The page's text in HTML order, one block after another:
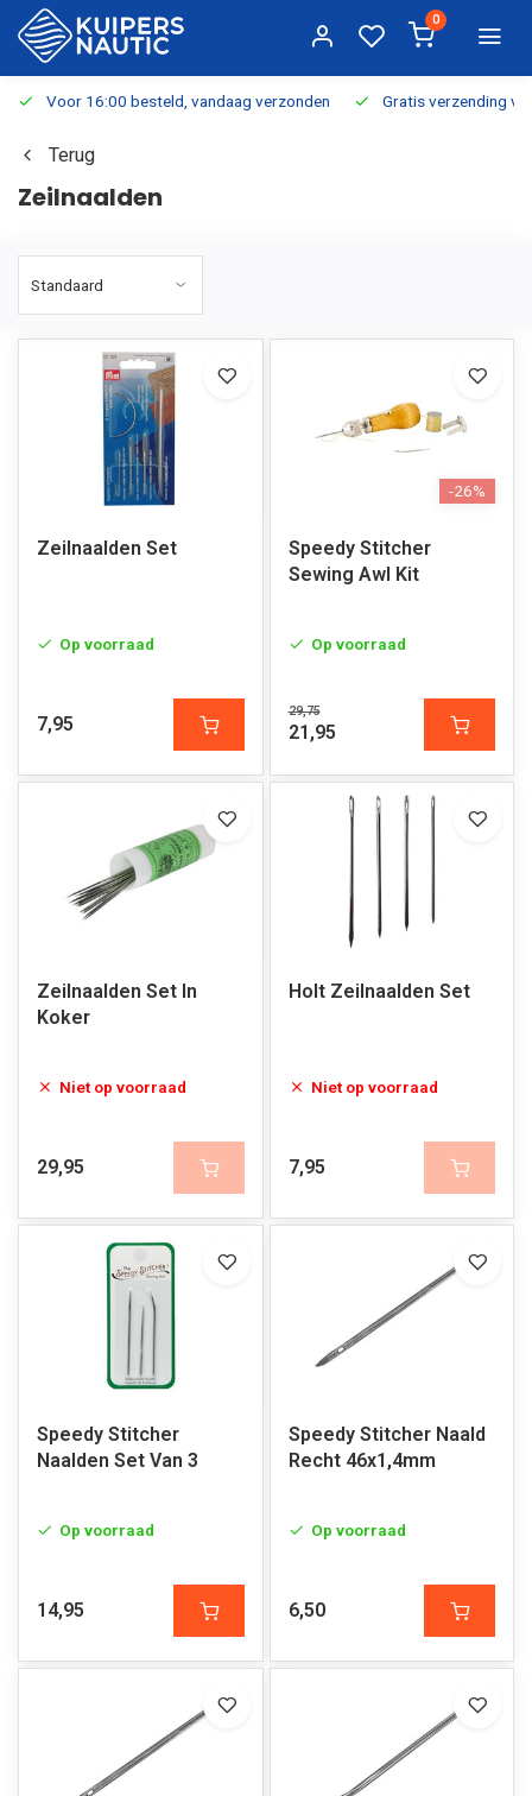
0
Voor 16:00 besteld, vandaag verzonden Gratis verzending
Terug
Zeilnaalden
Zeilnaalden Set
Op voorraad
7,95
-26%
Speedy Stitcher
Sewing Awl Kit
Op voorraad
29,75
21,95
Zeilnaalden Set In
Koker
Niet op voorraad
29,95
Holt Zeilnaalden Set
Niet op voorraad
7,95
Speedy Stitcher
Naalden Set Van 3
Op voorraad
14,95
Speedy Stitcher Naald
Recht 46x1,4mm
Op voorraad
6,50